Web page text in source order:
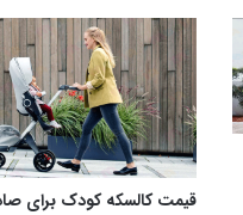
قیمت کالسکه کودک برای